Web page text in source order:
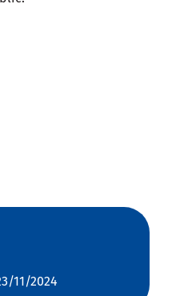
11/2024